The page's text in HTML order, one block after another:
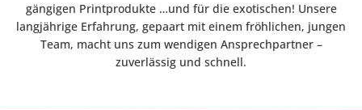
gängigen Printprodukte …und für die exotischen! Unsere
langjährige Erfahrung, gepaart mit einem fröhlichen, jungen
Team, macht uns zum wendigen Ansprechpartner –
zuverlässig und schnell.